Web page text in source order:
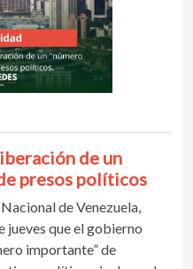
de un
presos políticos
de Venezuela,
jueves que el gobierno
importante” de